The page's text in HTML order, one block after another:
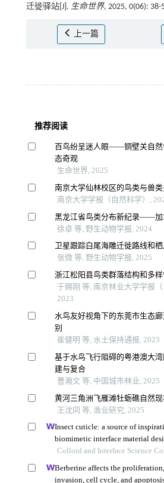
迁徙驿站[J]. 生命世界, 2025, 0(06): 38-
上一篇